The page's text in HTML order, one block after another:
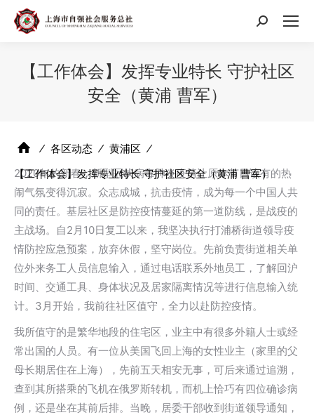
搜
【工作体会】发挥专业特长 守护社区
安全（黄浦 曹军）
⁄ 各区动态 ⁄ 黄浦区 ⁄
【工作体会】发挥专业特长 守护社区安全（黄浦 曹军）
2020年的新春，新型冠状病毒肺炎疫情让原本节日该有的热
闹气氛变得沉寂。众志成城，抗击疫情，成为每一个中国人共
同的责任。基层社区是防控疫情蔓延的第一道防线，是战疫的
主战场。自2月10日复工以来，我坚决执行打浦桥街道领导疫
情防控应急预案，放弃休假，坚守岗位。先前负责街道相关单
位外来务工人员信息输入，通过电话联系外地员工，了解回沪
时间、交通工具、身体状况及居家隔离情况等进行信息输入统
计。3月开始，我前往社区值守，全力以赴防控疫情。
我所值守的是繁华地段的住宅区，业主中有很多外籍人士或经
常出国的人员。有一位从美国飞回上海的女性业主（家里的父
母长期居住在上海），先前五天相安无事，可后来通过追溯，
查到其所搭乘的飞机在俄罗斯转机，而机上恰巧有四位确诊病
例，还是坐在其前后排。当晚，居委干部收到街道领导通知，